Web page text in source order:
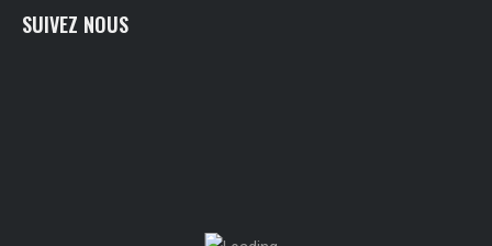
SUIVEZ NOUS